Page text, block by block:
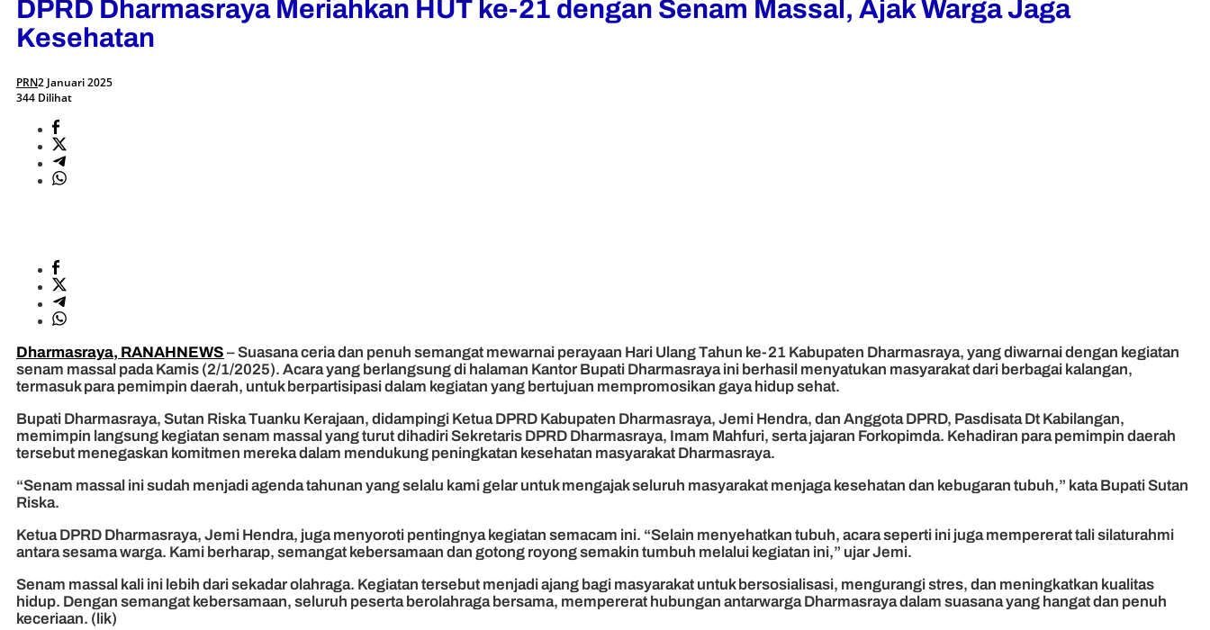
DPRD Dharmasraya Meriahkan HUT ke-21 dengan Senam Massal, Ajak Warga Jaga
Kesehatan
PRN2 Januari 2025
344 Dilihat
Dharmasraya, RANAHNEWS – Suasana ceria dan penuh semangat mewarnai perayaan Hari Ulang Tahun ke-21 Kabupaten Dharmasraya, yang diwarnai dengan kegiatan
senam massal pada Kamis (2/1/2025). Acara yang berlangsung di halaman Kantor Bupati Dharmasraya ini berhasil menyatukan masyarakat dari berbagai kalangan,
termasuk para pemimpin daerah, untuk berpartisipasi dalam kegiatan yang bertujuan mempromosikan gaya hidup sehat.
Bupati Dharmasraya, Sutan Riska Tuanku Kerajaan, didampingi Ketua DPRD Kabupaten Dharmasraya, Jemi Hendra, dan Anggota DPRD, Pasdisata Dt Kabilangan,
memimpin langsung kegiatan senam massal yang turut dihadiri Sekretaris DPRD Dharmasraya, Imam Mahfuri, serta jajaran Forkopimda. Kehadiran para pemimpin daerah
tersebut menegaskan komitmen mereka dalam mendukung peningkatan kesehatan masyarakat Dharmasraya.
“Senam massal ini sudah menjadi agenda tahunan yang selalu kami gelar untuk mengajak seluruh masyarakat menjaga kesehatan dan kebugaran tubuh,” kata Bupati Sutan
Riska.
Ketua DPRD Dharmasraya, Jemi Hendra, juga menyoroti pentingnya kegiatan semacam ini. “Selain menyehatkan tubuh, acara seperti ini juga mempererat tali silaturahmi
antara sesama warga. Kami berharap, semangat kebersamaan dan gotong royong semakin tumbuh melalui kegiatan ini,” ujar Jemi.
Senam massal kali ini lebih dari sekadar olahraga. Kegiatan tersebut menjadi ajang bagi masyarakat untuk bersosialisasi, mengurangi stres, dan meningkatkan kualitas
hidup. Dengan semangat kebersamaan, seluruh peserta berolahraga bersama, mempererat hubungan antarwarga Dharmasraya dalam suasana yang hangat dan penuh
keceriaan. (lik)